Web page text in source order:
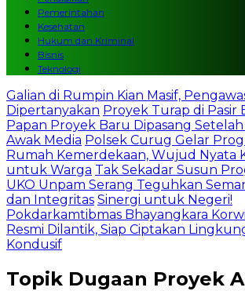
Pemerintahan
Kesehatan
Hukum dan Kriminal
Bisnis
Teknologi
Galian di Rumpin Kian Masif,
Dipertanyakan Proyek Turap di Pasir
Papan Proyek Baru Dipasang
Awak Media Polsek Curug Gelar
Rumah Kemerdekaan, Wujud Nyata
untuk Warga Tak Sekadar Susun
UKO Unpam Serang Teguhkan
dan Integritas Sinergi untuk Negeri!
Pokdarkamtibmas Bhayangkara
Resmi Dilantik, Siap Ciptakan
Kondusif
Topik Dugaan Proyek